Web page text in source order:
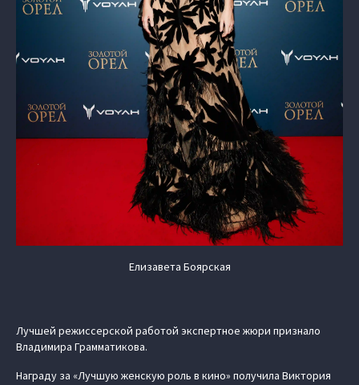
Елизавета Боярская
Лучшей режиссерской работой экспертное жюри признало
Владимира Грамматикова.
Награду за «Лучшую женскую роль в кино» получила Виктория